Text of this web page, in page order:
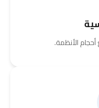
الأنظمة.